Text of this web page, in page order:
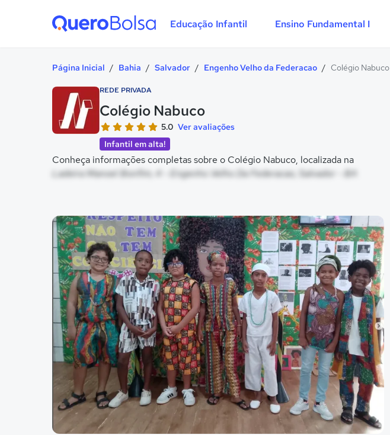
Educação Infantil Ensino Fundamental I
Página Inicial / Bahia / Salvador / Engenho Velho da Federacao / Colégio Nabuco
REDE PRIVADA
Colégio Nabuco
5.0 Ver avaliações
Infantil em alta!
Conheça informações completas sobre o Colégio Nabuco, localizada na
Ladeira Manoel Bonfim, 4 - Engenho Velho Da Federacao, Salvador - BA
Galeria de imagem